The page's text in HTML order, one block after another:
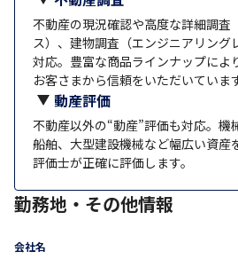
不動産の現況確認や高度な詳細調査
ス）、建物調査（エンジニアリング
対応。豊富な商品ラインナップによ
お客さまから信頼をいただいています
動産評価
不動産以外の“動産”評価も対応。機
船舶、大型建設機械など幅広い資産
評価士が正確に評価します。
勤務地・その他情報
会社名